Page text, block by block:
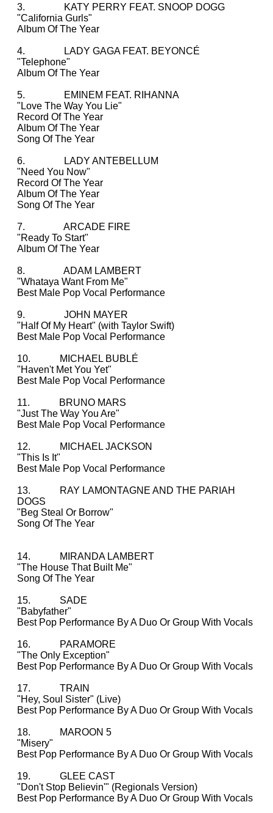
3. KATY PERRY FEAT. SNOOP DOGG
"California Gurls"
Album Of The Year
4. LADY GAGA FEAT. BEYONCÉ
"Telephone"
Album Of The Year
5. EMINEM FEAT. RIHANNA
"Love The Way You Lie"
Record Of The Year
Album Of The Year
Song Of The Year
6. LADY ANTEBELLUM
"Need You Now"
Record Of The Year
Album Of The Year
Song Of The Year
7. ARCADE FIRE
"Ready To Start"
Album Of The Year
8. ADAM LAMBERT
"Whataya Want From Me"
Best Male Pop Vocal Performance
9. JOHN MAYER
"Half Of My Heart" (with Taylor Swift)
Best Male Pop Vocal Performance
10. MICHAEL BUBLÉ
"Haven't Met You Yet"
Best Male Pop Vocal Performance
11. BRUNO MARS
"Just The Way You Are"
Best Male Pop Vocal Performance
12. MICHAEL JACKSON
"This Is It"
Best Male Pop Vocal Performance
13. RAY LAMONTAGNE AND THE PARIAH
DOGS
"Beg Steal Or Borrow"
Song Of The Year
14. MIRANDA LAMBERT
"The House That Built Me"
Song Of The Year
15. SADE
"Babyfather"
Best Pop Performance By A Duo Or Group With Vocals
16. PARAMORE
"The Only Exception"
Best Pop Performance By A Duo Or Group With Vocals
17. TRAIN
"Hey, Soul Sister" (Live)
Best Pop Performance By A Duo Or Group With Vocals
18. MAROON 5
"Misery"
Best Pop Performance By A Duo Or Group With Vocals
19. GLEE CAST
"Don't Stop Believin'" (Regionals Version)
Best Pop Performance By A Duo Or Group With Vocals